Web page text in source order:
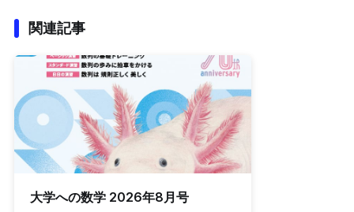
関連記事
大学への数学 2026年8月号